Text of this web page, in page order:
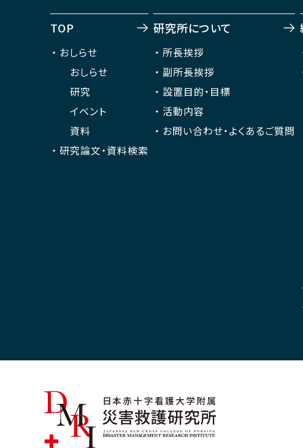
TOP
おしらせ
おしらせ
研究
イベント
資料
研究論文・資料検索
研究所について
所長挨拶
副所長挨拶
設置目的・目標
活動内容
お問い合わせ・よくあるご質問